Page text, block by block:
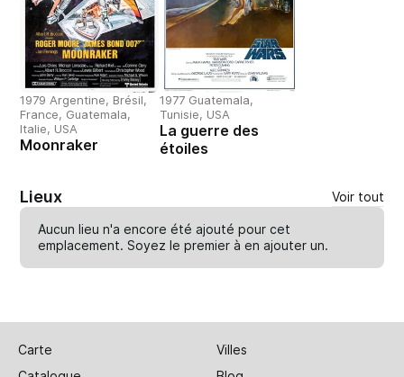
1979 Argentine, Brésil,
France, Guatemala,
Italie, USA
Moonraker
1977 Guatemala,
Tunisie, USA
La guerre des
étoiles
Lieux Voir tout
Aucun lieu n'a encore été ajouté pour cet
emplacement. Soyez le premier à enajouter un.
Carte
Villes